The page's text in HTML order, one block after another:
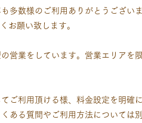
多数様のご利用ありがとうございま
お願い致します。
営業をしています。営業エリアを
ご利用頂ける様、料金設定を明確
ある質問やご利用方法については